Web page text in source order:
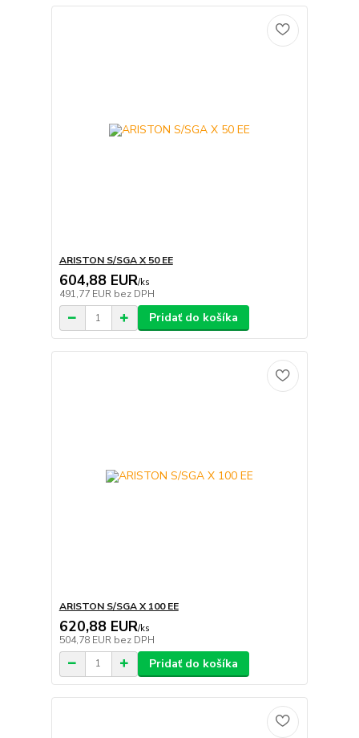
ARISTON S/SGA X 50 EE
604,88 EUR/ks
491,77 EUR bez DPH
Pridať do košíka
ARISTON S/SGA X 100 EE
620,88 EUR/ks
504,78 EUR bez DPH
Pridať do košíka